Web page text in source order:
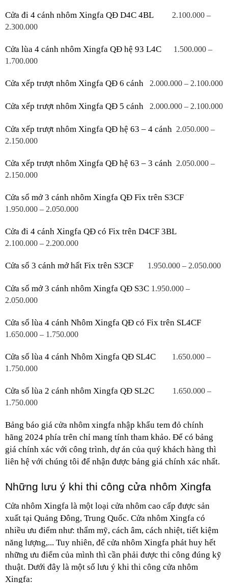
Cửa đi 4 cánh nhôm Xingfa QĐ D4C 4BL
2.100.000 –
2.300.000
Cửa lùa 4 cánh nhôm Xingfa QĐ hệ 93 L4C
1.500.000 –
1.700.000
Cửa xếp trượt nhôm Xingfa QĐ 6 cánh 2.000.000 – 2.100.000
Cửa xếp trượt nhôm Xingfa QĐ 5 cánh 2.000.000 – 2.100.000
Cửa xếp trượt nhôm Xingfa QĐ hệ 63 – 4 cánh 2.050.000 –
2.150.000
Cửa xếp trượt nhôm Xingfa QĐ hệ 63 – 3 cánh 2.050.000 –
2.150.000
Cửa sổ mở 3 cánh nhôm Xingfa QĐ Fix trên S3CF
1.950.000 – 2.050.000
Cửa đi 4 cánh Xingfa QĐ có Fix trên D4CF 3BL
2.100.000 – 2.200.000
Cửa sổ 3 cánh mở hất Fix trên S3CF 1.950.000 – 2.050.000
Cửa sổ mở 3 cánh nhôm Xingfa QĐ S3C 1.950.000 –
2.050.000
Cửa sổ lùa 4 cánh Nhôm Xingfa QĐ có Fix trên SL4CF
1.650.000 – 1.750.000
Cửa sổ lùa 4 cánh Nhôm Xingfa QĐ SL4C
1.650.000 –
1.750.000
Cửa sổ lùa 2 cánh nhôm Xingfa QĐ SL2C
1.650.000 –
1.750.000
Bảng báo giá cửa nhôm xingfa nhập khẩu tem đỏ chính
hãng 2024 phía trên chỉ mang tính tham khảo. Để có bảng
giá chính xác với công trình, dự án của quý khách hàng thì
liên hệ với chúng tôi để nhận được bảng giá chính xác nhất.
Những lưu ý khi thi công cửa nhôm Xingfa
Cửa nhôm Xingfa là một loại cửa nhôm cao cấp được sản
xuất tại Quảng Đông, Trung Quốc. Cửa nhôm Xingfa có
nhiều ưu điểm như: thẩm mỹ, cách âm, cách nhiệt, tiết kiệm
năng lượng,... Tuy nhiên, để cửa nhôm Xingfa phát huy hết
những ưu điểm của mình thì cần phải được thi công đúng kỹ
thuật. Dưới đây là một số lưu ý khi thi công cửa nhôm
Xingfa: